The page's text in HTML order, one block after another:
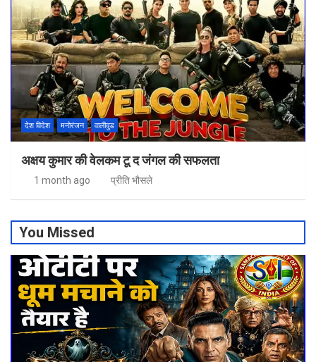
देश विदेश मनोरंजन वालीवुड
अक्षय कुमार की वेलकम टू द जंगल की सफलता
1 month ago प्रीति भौसले
You Missed